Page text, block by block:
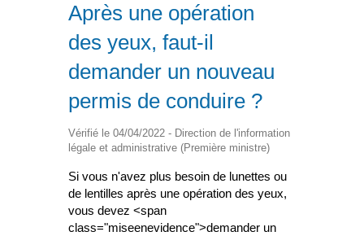
Après une opération
des yeux, faut-il
demander un nouveau
permis de conduire ?
Vérifié le 04/04/2022 - Direction de l'information
légale et administrative (Première ministre)
Si vous n'avez plus besoin de lunettes ou
de lentilles après une opération des yeux,
vous devez <span
class="miseenevidence">demander un